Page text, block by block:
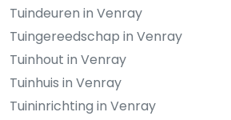
Tuindeuren in Venray
Tuingereedschap in Venray
Tuinhout in Venray
Tuinhuis in Venray
Tuininrichting in Venray